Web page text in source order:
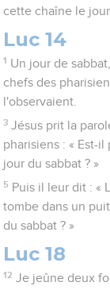
cette chaîne le
Luc 14
1 Un jour de
chefs des
l'observaient.
3 Jésus prit la
pharisiens : « Est-
jour du sabbat ? »
5 Puis il leur dit : «
tombe dans un
du sabbat ? »
Luc 18
12 Je jeûne deux